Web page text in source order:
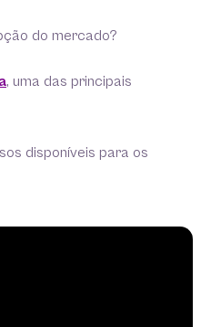
do mercado?
, uma das principais
disponíveis para os